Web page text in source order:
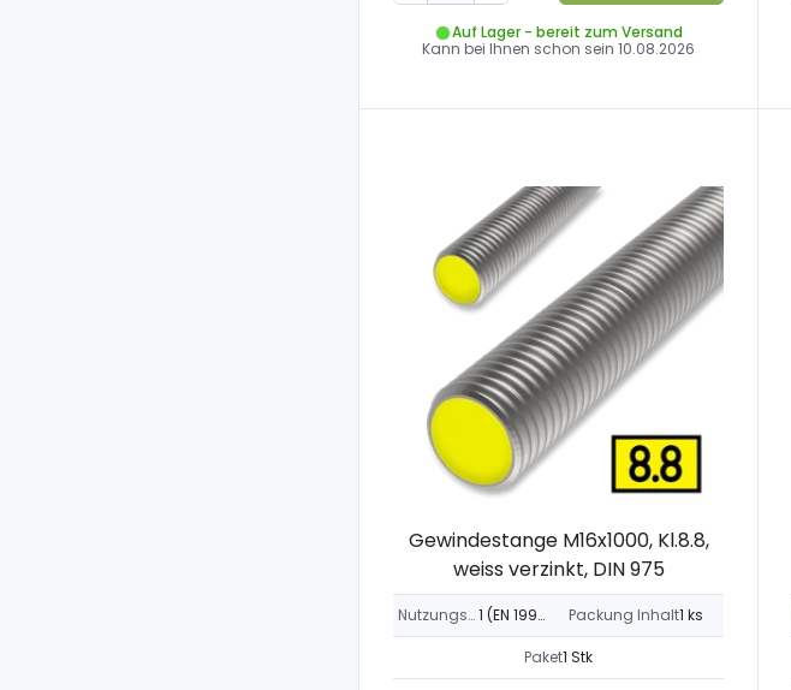
Auf Lager - bereit zum Versand
Kann bei Ihnen schon sein10.08.2026
Gewindestange M16x1000, Kl.8.8,
weiss verzinkt, DIN 975
Nutzungsklasse 1 (EN 1995-1-1) Packung Inhalt1 ks
Paket1 Stk